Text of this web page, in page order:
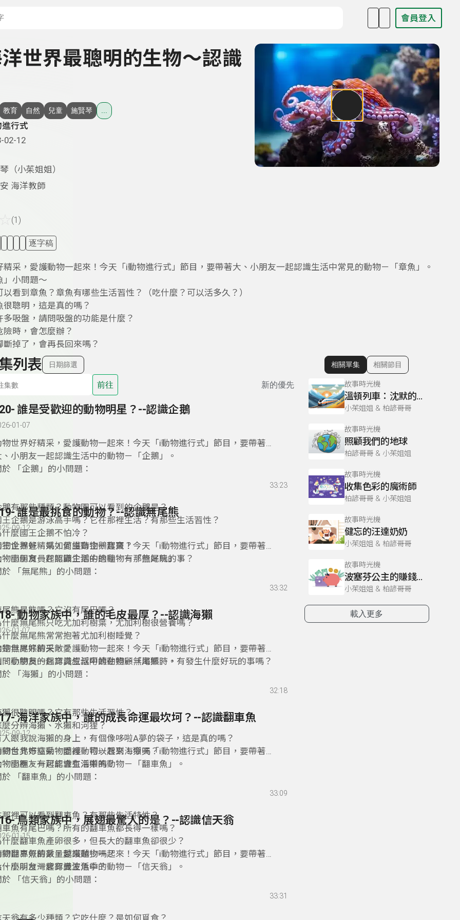
會員登入
世界最聰明的生物～認識
教育 自然 兒童 施賢琴
行式
02-12
（小茱姐姐）
海洋教師
(1)
逐字稿
精采，愛護動物一起來！今天「i動物進行式」節目，要帶著大、小朋友一起認識生活中常見的動物－「章魚」。
」小問題～
以看到章魚？章魚有哪些生活習性？（吃什麼？可以活多久？）
很聰明，這是真的嗎？
多吸盤，請問吸盤的功能是什麼？
險時，會怎麼辦？
斷掉了，會再長回來嗎？
列表 日期篩選
前往 新的優先
誰是受歡迎的動物明星？--認識企鵝
01-07
物世界好精采，愛護動物一起來！今天「i動物進行式」節目，要帶著
、小朋友一起認識生活中的動物－「企鵝」。
「企鵝」的小問題：
鵝有那些種類？動物園可以看到的企鵝是？
王企鵝是游泳高手嗎？它在那裡生活？有那些生活習性？
什麼國王企鵝不怕冷？
王企鵝爸、媽如何生育企鵝寶寶？
物園保育員在照顧企鵝的過程，有那些好玩的事？
33:23
誰是最挑食的動物？--認識無尾熊
09-12
物世界好精采，愛護動物一起來！今天「i動物進行式」節目，要帶著
、小朋友一起認識生活中的動物－「無尾熊」。
「無尾熊」的小問題：
尾熊是熊嗎？它沒有尾巴嗎？
什麼無尾熊只吃尤加利樹葉，尤加利樹很營養嗎？
什麼無尾熊常常抱著尤加利樹睡覺？
是無尾熊的天敵？
問動物員的保育員叔叔阿姨在照顧無尾熊時，有發生什麼好玩的事嗎？
33:32
動物家族中，誰的毛皮最厚？--認識海獺
01-07
物世界好精采，愛護動物一起來！今天「i動物進行式」節目，要帶著
、小朋友一起認識生活中的動物－「海獺」。
「海獺」的小問題：
獺很聰明嗎？它有那些生活習性？
麼分辨海獺、水獺和河狸？
人跟我說海獺的身上，有個像哆啦A夢的袋子，這是真的嗎？
問台北市立動物園裡，可以看到海獺嗎？
物園裡，有可能會有海獺嗎？
32:18
海洋家族中，誰的成長命運最坎坷？--認識翻車魚
09-12
物世界好精采，愛護動物一起來！今天「i動物進行式」節目，要帶著
、小朋友一起認識生活中的動物－「翻車魚」。
「翻車魚」的小問題：
那裡可以看到翻車魚？有那些生活特性？
車魚有尾巴嗎？所有的翻車魚都長得一樣嗎？
什麼翻車魚產卵很多，但長大的翻車魚卻很少？
問翻車魚的數量越來越少嗎？
什麼叫台灣會有曼波魚季？
33:09
鳥類家族中，展翅最驚人的是？--認識信天翁
01-15
物世界好精采，愛護動物一起來！今天「i動物進行式」節目，要帶著
、小朋友一起認識生活中的動物－「信天翁」。
「信天翁」的小問題：
天翁有多少種類？它吃什麼？是如何覓食？
33:31
顯示相關單集
相關單集 相關節目
故事時光機
溫頓列車：沈默的英雄和他拯救的孩子
小茱姐姐 & 柏諺哥哥
故事時光機
照顧我們的地球
柏諺哥哥 & 小茱姐姐
故事時光機
收集色彩的魔術師
柏諺哥哥 & 小茱姐姐
故事時光機
健忘的汪達奶奶
小茱姐姐 & 柏諺哥哥
故事時光機
波塞芬公主的賺錢妙招
小茱姐姐 & 柏諺哥哥
載入更多